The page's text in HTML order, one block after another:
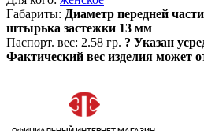
Габариты: Диаметр передней
штырька застежки 13 мм
Паспорт. вес: 2.58 гр. ? Указан
Фактический вес изделия может